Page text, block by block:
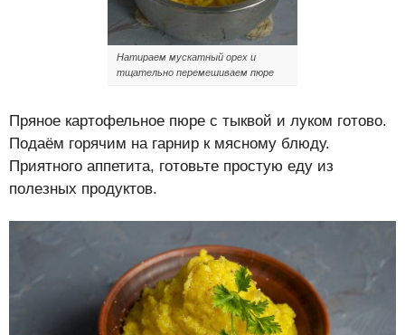
Натираем мускатный орех и
тщательно перемешиваем пюре
Пряное картофельное пюре с тыквой и луком готово.
Подаём горячим на гарнир к мясному блюду.
Приятного аппетита, готовьте простую еду из
полезных продуктов.